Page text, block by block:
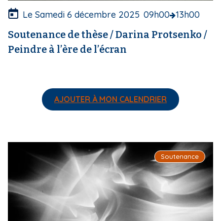
e
Le Samedi 6 décembre 2025 09h00 13h00
Soutenance de thèse / Darina Protsenko /
Peindre à l’ère de l’écran
AJOUTER À MON CALENDRIER
Soutenance
g
e